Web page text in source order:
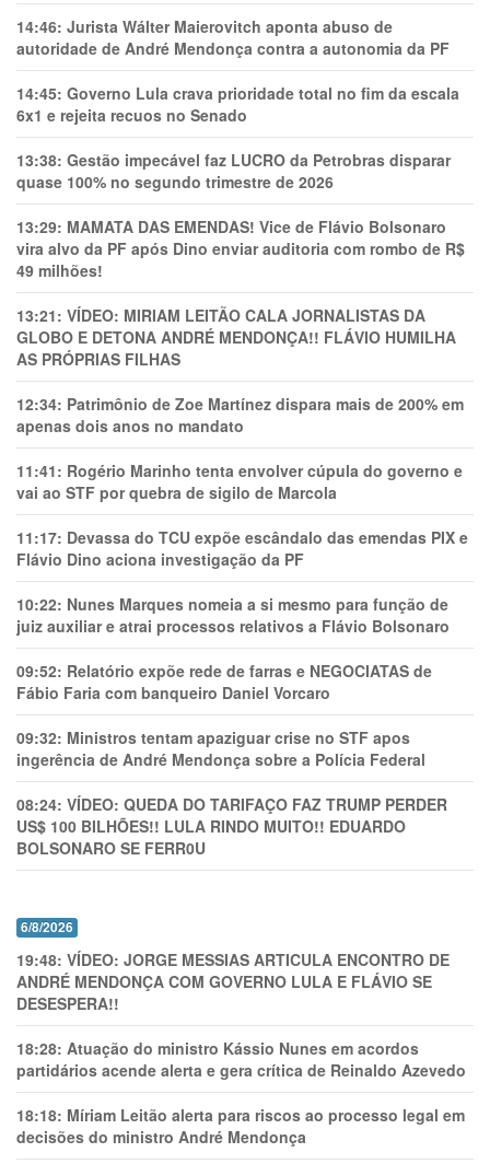
14:46: Jurista Wálter Maierovitch aponta abuso de
autoridade de André Mendonça contra a autonomia da PF
14:45: Governo Lula crava prioridade total no fim da escala
6x1 e rejeita recuos no Senado
13:38: Gestão impecável faz LUCRO da Petrobras disparar
quase 100% no segundo trimestre de 2026
13:29: MAMATA DAS EMENDAS! Vice de Flávio Bolsonaro
vira alvo da PF após Dino enviar auditoria com rombo de R$
49 milhões!
13:21: VÍDEO: MIRIAM LEITÃO CALA JORNALISTAS DA
GLOBO E DETONA ANDRÉ MENDONÇA!! FLÁVIO HUMILHA
AS PRÓPRIAS FILHAS
12:34: Patrimônio de Zoe Martínez dispara mais de 200% em
apenas dois anos no mandato
11:41: Rogério Marinho tenta envolver cúpula do governo e
vai ao STF por quebra de sigilo de Marcola
11:17: Devassa do TCU expõe escândalo das emendas PIX e
Flávio Dino aciona investigação da PF
10:22: Nunes Marques nomeia a si mesmo para função de
juiz auxiliar e atrai processos relativos a Flávio Bolsonaro
09:52: Relatório expõe rede de farras e NEGOCIATAS de
Fábio Faria com banqueiro Daniel Vorcaro
09:32: Ministros tentam apaziguar crise no STF apos
ingerência de André Mendonça sobre a Polícia Federal
08:24: VÍDEO: QUEDA DO TARIFAÇO FAZ TRUMP PERDER
US$ 100 BILHÕES!! LULA RINDO MUITO!! EDUARDO
BOLSONARO SE FERR0U
6/8/2026
19:48: VÍDEO: JORGE MESSIAS ARTICULA ENCONTRO DE
ANDRÉ MENDONÇA COM GOVERNO LULA E FLÁVIO SE
DESESPERA!!
18:28: Atuação do ministro Kássio Nunes em acordos
partidários acende alerta e gera crítica de Reinaldo Azevedo
18:18: Míriam Leitão alerta para riscos ao processo legal em
decisões do ministro André Mendonça